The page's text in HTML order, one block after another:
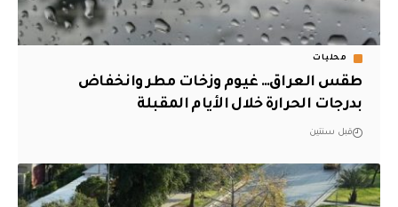
محليات
طقس العراق… غيوم وزخات مطر وانخفاض
بدرجات الحرارة خلال الأيام المقبلة
قبل سنتين